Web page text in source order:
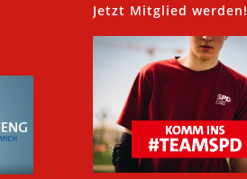
Jetzt Mitglied werden!